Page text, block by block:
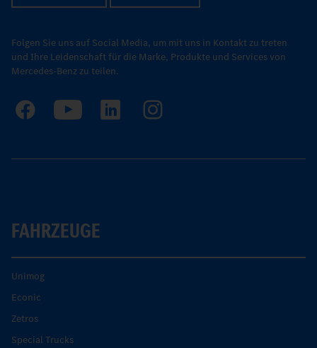
Folgen Sie uns auf Social Media, um mit uns in Kontakt zu treten
und Ihre Leidenschaft für die Marke, Produkte und Services von
Mercedes-Benz zu teilen.
FAHRZEUGE
Unimog
Econic
Zetros
Special Trucks